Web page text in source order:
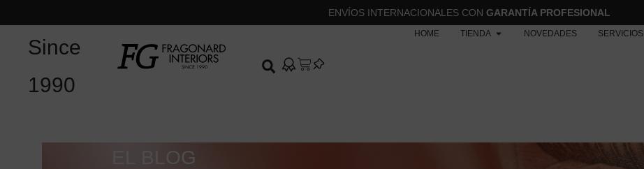
ENVÍOS INTERNACIONALES CON GARANTÍA PROFESIONAL
Since
1990
HOME TIENDA NOVEDADES SERVICIOS
EL BLOG